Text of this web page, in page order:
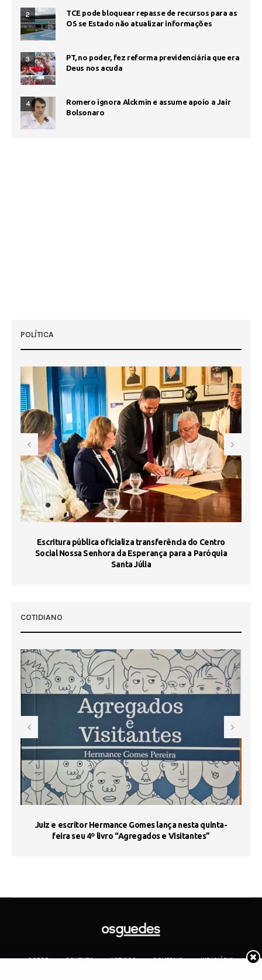
2
TCE pode bloquear repasse de recursos para as
OS se Estado não atualizar informações
3
PT, no poder, fez reforma previdenciária que era
Deus nos acuda
4
Romero ignora Alckmin e assume apoio a Jair
Bolsonaro
POLÍTICA
Escritura pública oficializa transferência do Centro
Social Nossa Senhora da Esperança para a Paróquia
Santa Júlia
COTIDIANO
Juiz e escritor Hermance Gomes lança nesta quinta-
feira seu 4º livro “Agregados e Visitantes”
SOBRE CONTATO ARTIGOS GOVERNO
JUDICIÁRIO